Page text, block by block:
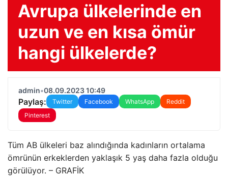
Avrupa ülkelerinde en
uzun ve en kısa ömür
hangi ülkelerde?
admin•08.09.2023 10:49
Paylaş: Twitter Facebook WhatsApp
Reddit
Pinterest
Tüm AB ülkeleri baz alındığında kadınların ortalama
ömrünün erkeklerden yaklaşık 5 yaş daha fazla olduğu
görülüyor. – GRAFİK